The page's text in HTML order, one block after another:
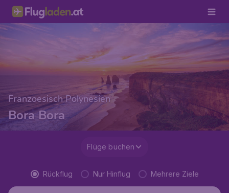
Franzoesisch Polynesien
Bora Bora
Flüge buchen
Rückflug Nur Hinflug Mehrere Ziele